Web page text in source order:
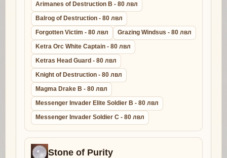
Arimanes of Destruction B - 80 лвл
Balrog of Destruction - 80 лвл
Forgotten Victim - 80 лвл
Grazing Windsus - 80 лвл
Ketra Orc White Captain - 80 лвл
Ketras Head Guard - 80 лвл
Knight of Destruction - 80 лвл
Magma Drake B - 80 лвл
Messenger Invader Elite Soldier B - 80 лвл
Messenger Invader Soldier C - 80 лвл
Stone of Purity